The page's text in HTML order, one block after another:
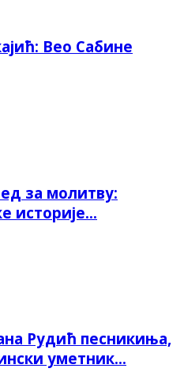
Вео Сабине
за молитву:
историје...
Рудић песникиња,
уметник...